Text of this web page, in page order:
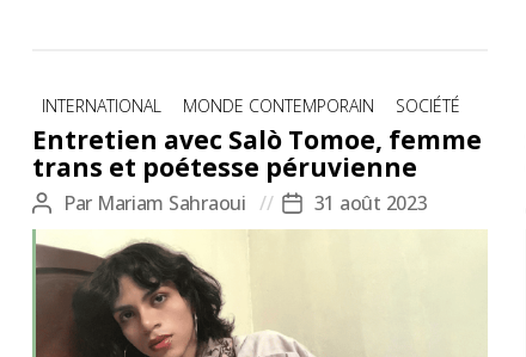
Catégories
INTERNATIONAL MONDE CONTEMPORAIN SOCIÉTÉ
Entretien avec Salò Tomoe, femme
trans et poétesse péruvienne
Auteur
de
l’article
Par Mariam Sahraoui
Date
de
31 août 2023